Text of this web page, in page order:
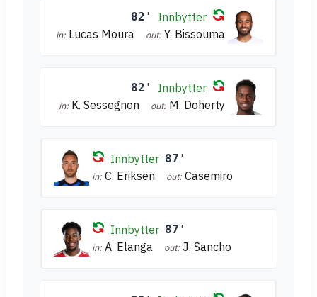
82' Innbytter
in: Lucas Moura out: Y. Bissouma
82' Innbytter
in: K. Sessegnon out: M. Doherty
Innbytter 87'
in: C. Eriksen out: Casemiro
Innbytter 87'
in: A. Elanga out: J. Sancho